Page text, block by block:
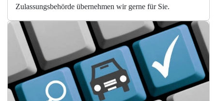
Zulassungsbehörde übernehmen wir gerne für Sie.